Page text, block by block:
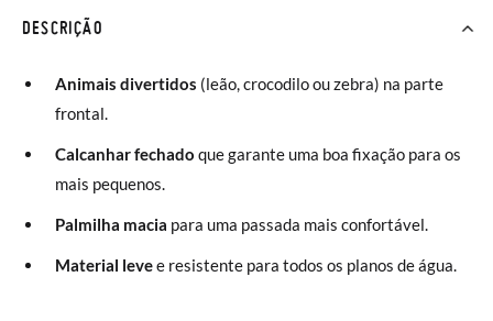
DESCRIÇÃO
Animais divertidos (leão, crocodilo ou zebra) na parte
frontal.
Calcanhar fechado que garante uma boa fixação para os
mais pequenos.
Palmilha macia para uma passada mais confortável.
Material levee resistente para todos os planos de água.